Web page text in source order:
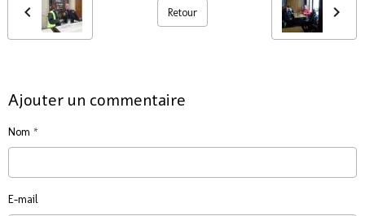
Retour
Ajouter un commentaire
Nom
E-mail